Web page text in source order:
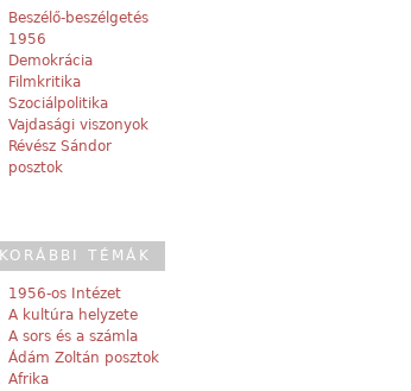
Beszélő-beszélgetés
1956
Demokrácia
Filmkritika
Szociálpolitika
Vajdasági viszonyok
Révész Sándor
posztok
KORÁBBI TÉMÁK
1956-os Intézet
A kultúra helyzete
A sors és a számla
Ádám Zoltán posztok
Afrika